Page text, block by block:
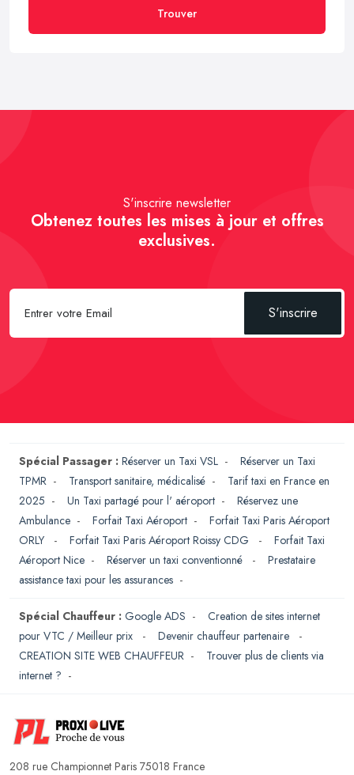
Trouver
S'inscrire newsletter
Obtenez toutes les mises à jour et offres
exclusives.
S'inscrire
Spécial Passager : Réserver un Taxi VSL - Réserver un Taxi
TPMR - Transport sanitaire, médicalisé - Tarif taxi en France en
2025 - Un Taxi partagé pour l' aéroport - Réservez une
Ambulance - Forfait Taxi Aéroport - Forfait Taxi Paris Aéroport
ORLY
- Forfait Taxi Paris Aéroport Roissy CDG - Forfait Taxi
Aéroport Nice - Réserver un taxi conventionné - Prestataire
assistance taxi pour les assurances -
Spécial Chauffeur : Google ADS - Creation de sites internet
pour VTC / Meilleur prix
- Devenir chauffeur partenaire
-
CREATION SITE WEB CHAUFFEUR - Trouver plus de clients via
internet ? -
208 rue Championnet Paris 75018 France